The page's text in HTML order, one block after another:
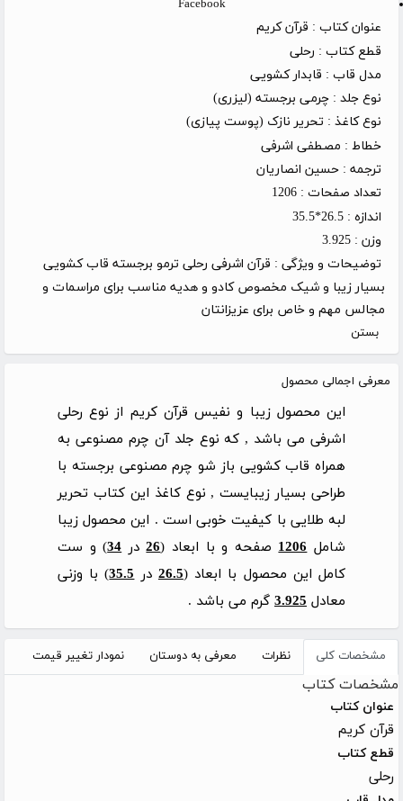
Facebook
عنوان کتاب : قرآن کریم
قطع کتاب : رحلی
مدل قاب : قابدار کشویی
نوع جلد : چرمی برجسته (لیزری)
نوع کاغذ : تحریر نازک (پوست پیازی)
خطاط : مصطفی اشرفی
ترجمه : حسین انصاریان
تعداد صفحات : 1206
اندازه : 26.5*35.5
وزن : 3.925
توضیحات و ویژگی : قرآن اشرفی رحلی ترمو برجسته قاب کشویی
بسیار زیبا و شیک مخصوص کادو و هدیه مناسب برای مراسمات و
مجالس مهم و خاص برای عزیزانتان
بستن
معرفی اجمالی محصول
این محصول زیبا و نفیس قرآن کریم از نوع رحلی
اشرفی می باشد , که نوع جلد آن چرم مصنوعی به
همراه قاب کشویی باز شو چرم مصنوعی برجسته با
طراحی بسیار زیبایست , نوع کاغذ این کتاب تحریر
لبه طلایی با کیفیت خوبی است . این محصول زیبا
شامل1206صفحه و با ابعاد (26در34) و ست
کامل این محصول با ابعاد (26.5 در35.5) با وزنی
معادل 3.925 گرم می باشد .
مشخصات کلی نظرات معرفی به دوستان نمودار تغییر قیمت
مشخصات کتاب
عنوان کتاب
قرآن کریم
قطع کتاب
رحلی